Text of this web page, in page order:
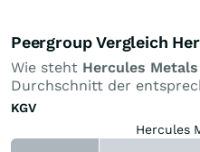
Peergroup Vergleich
Wie steht Hercules Metals
Durchschnitt der
KGV
Hercules